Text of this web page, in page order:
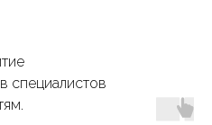
специалистов